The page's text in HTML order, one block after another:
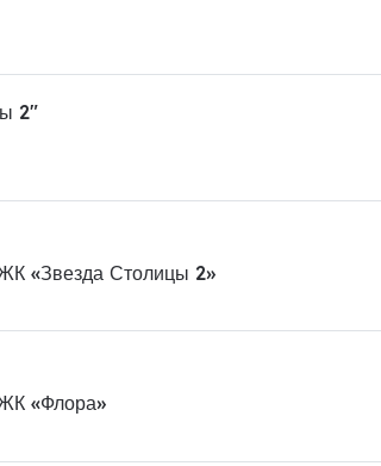
2"
«Звезда Столицы 2»
«Флора»